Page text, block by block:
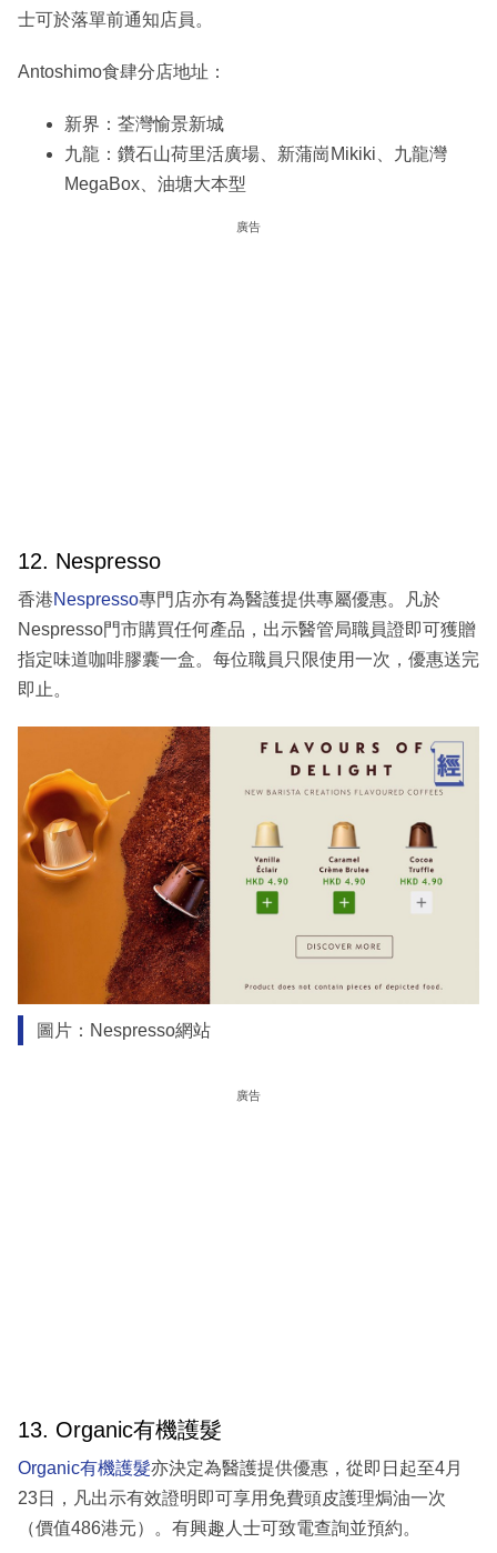
士可於落單前通知店員。
Antoshimo食肆分店地址：
新界：荃灣愉景新城
九龍：鑽石山荷里活廣場、新蒲崗Mikiki、九龍灣
MegaBox、油塘大本型
廣告
12. Nespresso
香港Nespresso專門店亦有為醫護提供專屬優惠。凡於
Nespresso門市購買任何產品，出示醫管局職員證即可獲贈
指定味道咖啡膠囊一盒。每位職員只限使用一次，優惠送完
即止。
圖片：Nespresso網站
廣告
13. Organic有機護髮
Organic有機護髮亦決定為醫護提供優惠，從即日起至4月
23日，凡出示有效證明即可享用免費頭皮護理焗油一次
（價值486港元）。有興趣人士可致電查詢並預約。